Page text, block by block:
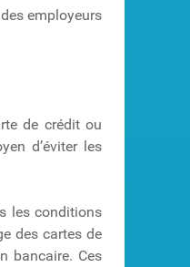
employeurs
de crédit ou
d’éviter les
les conditions
des cartes de
bancaire. Ces